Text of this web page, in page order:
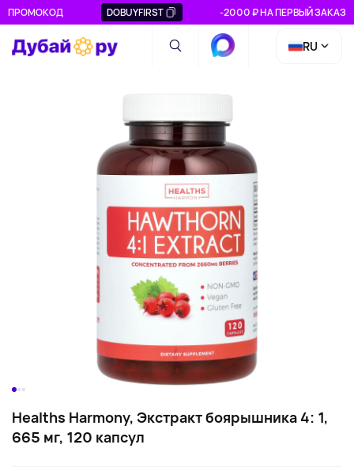
ПРОМОКОД DOBUYFIRST -2000 ₽ НА ПЕРВЫЙ ЗАКАЗ
RU
Healths Harmony, Экстракт боярышника 4: 1,
665 мг, 120 капсул